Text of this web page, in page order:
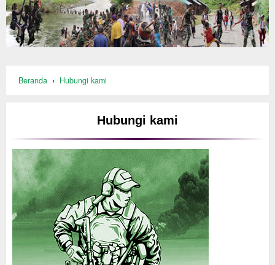
Beranda › Hubungi kami
Hubungi kami